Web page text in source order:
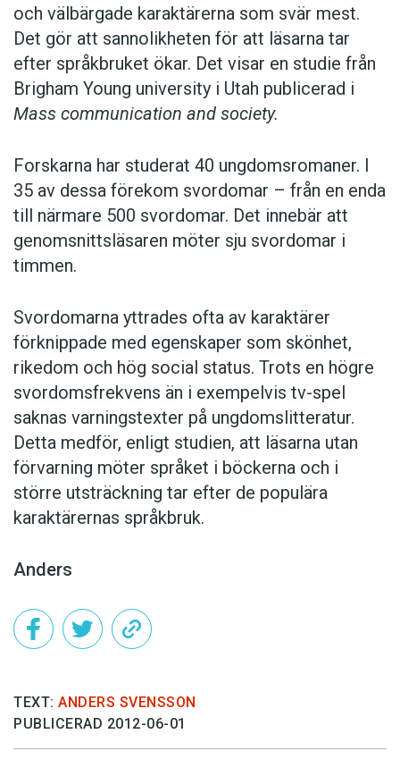
och välbärgade karaktärerna som svär mest.
Det gör att sannolikheten för att läsarna tar
efter språkbruket ökar. Det visar en studie från
Brigham Young university i Utah publicerad i
Mass communication and society.
Forskarna har studerat 40 ungdomsromaner. I
35 av dessa förekom svordomar – från en enda
till närmare 500 svordomar. Det innebär att
genomsnittsläsaren möter sju svordomar i
timmen.
Svordomarna yttrades ofta av karaktärer
förknippade med egenskaper som skönhet,
rikedom och hög social status. Trots en högre
svordomsfrekvens än i exempelvis tv-spel
saknas varningstexter på ungdomslitteratur.
Detta medför, enligt studien, att läsarna utan
förvarning möter språket i böckerna och i
större utsträckning tar efter de populära
karaktärernas språkbruk.
Anders
TEXT: ANDERS SVENSSON
PUBLICERAD 2012-06-01